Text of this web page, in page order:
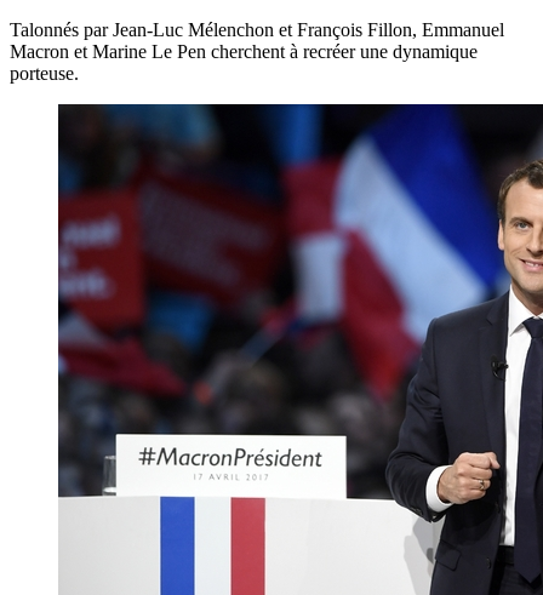
Talonnés par Jean-Luc Mélenchon et François Fillon, Emmanuel
Macron et Marine Le Pen cherchent à recréer une dynamique
porteuse.